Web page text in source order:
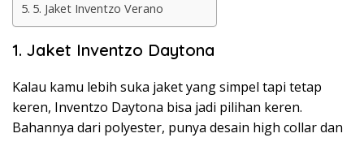
5. Jaket Inventzo Verano
1. Jaket Inventzo Daytona
Kalau kamu lebih suka jaket yang simpel tapi tetap
keren, Inventzo Daytona bisa jadi pilihan keren.
Bahannya dari polyester, punya desain high collar dan